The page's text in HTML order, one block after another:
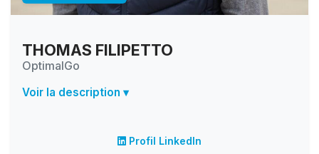
THOMAS FILIPETTO
OptimalGo
Voir la description ▾
Profil LinkedIn